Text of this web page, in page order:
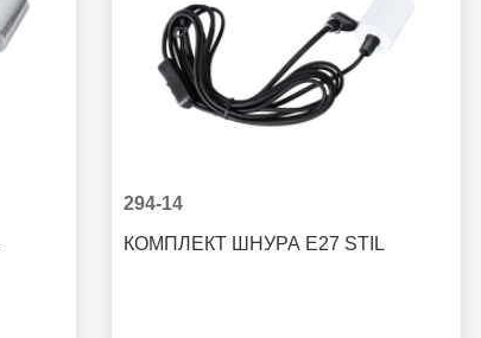
294-14
КОМПЛЕКТ ШНУРА E27 STIL